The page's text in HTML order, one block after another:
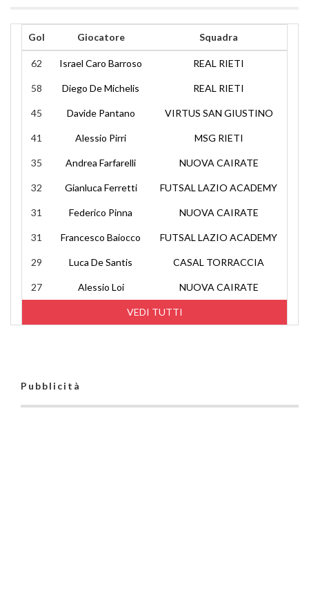
Gol Giocatore Squadra
VEDI TUTTI
62 Israel Caro Barroso REAL RIETI
58 Diego De Michelis REAL RIETI
45 Davide Pantano VIRTUS SAN GIUSTINO
41 Alessio Pirri MSG RIETI
35 Andrea Farfarelli NUOVA CAIRATE
32 Gianluca Ferretti FUTSAL LAZIO ACADEMY
31 Federico Pinna NUOVA CAIRATE
31 Francesco Baiocco FUTSAL LAZIO ACADEMY
29 Luca De Santis CASAL TORRACCIA
27 Alessio Loi NUOVA CAIRATE
Pubblicità